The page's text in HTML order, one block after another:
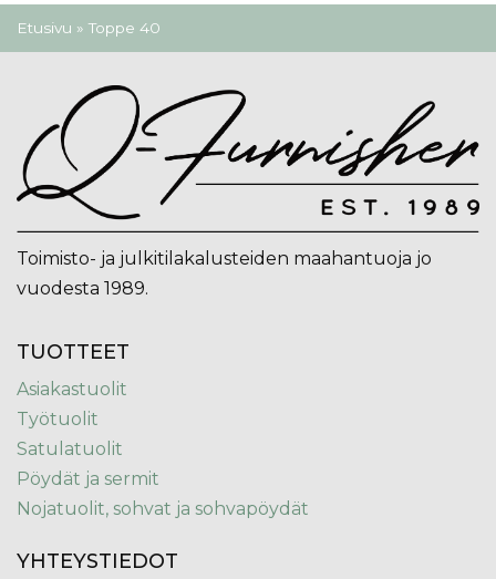
Olet täällä
Etusivu » Toppe 40
Toimisto- ja julkitilakalusteiden maahantuoja jo
vuodesta 1989.
TUOTTEET
Asiakastuolit
Työtuolit
Satulatuolit
Pöydät ja sermit
Nojatuolit, sohvat ja sohvapöydät
YHTEYSTIEDOT